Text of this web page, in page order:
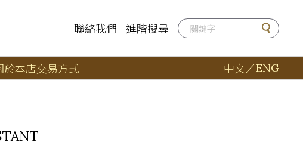
聯絡我們 進階搜尋
於本店交易方式 中文／ENG